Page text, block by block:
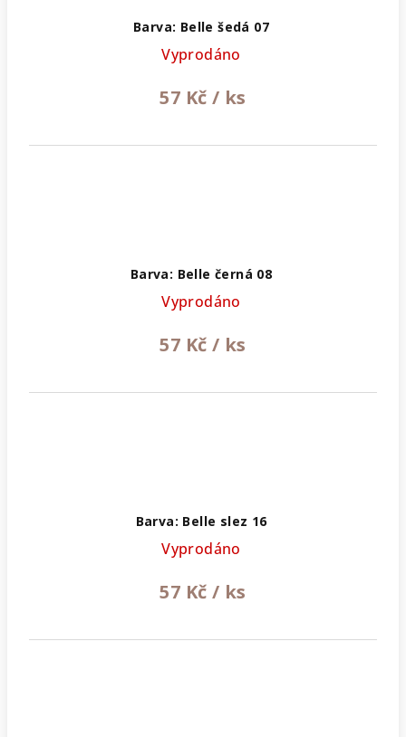
Barva: Belle šedá 07
Vyprodáno
57 Kč / ks
Barva: Belle černá 08
Vyprodáno
57 Kč / ks
Barva: Belle slez 16
Vyprodáno
57 Kč / ks